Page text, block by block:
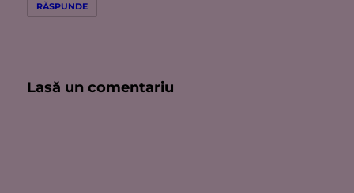
RĂSPUNDE
Lasă un comentariu